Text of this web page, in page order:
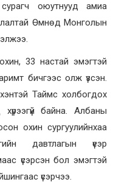
оюутнууд амиа
Өмнөд Монголын
33 настай эмэгтэй
бичгээс олж үзсэн.
Таймс холбогдох
байна. Албаны
охин сургуулийнхаа
давтлагын үеэр
үсэрсэн бол эмэгтэй
үсэрчээ.